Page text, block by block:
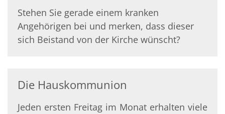
Stehen Sie gerade einem kranken
Angehörigen bei und merken, dass dieser
sich Beistand von der Kirche wünscht?
Die Hauskommunion
Jeden ersten Freitag im Monat erhalten viele